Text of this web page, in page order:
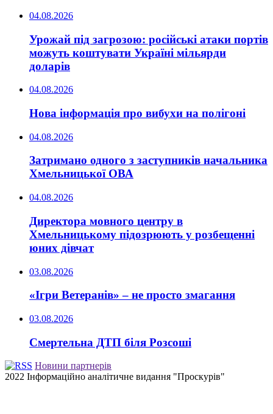
04.08.2026
Урожай під загрозою: російські атаки портів
можуть коштувати Україні мільярди
доларів
04.08.2026
Нова інформація про вибухи на полігоні
04.08.2026
Затримано одного з заступників начальника
Хмельницької ОВА
04.08.2026
Директора мовного центру в
Хмельницькому підозрюють у розбещенні
юних дівчат
03.08.2026
«Ігри Ветеранів» – не просто змагання
03.08.2026
Смертельна ДТП біля Розсоші
Новини партнерів
2022 Інформаційно аналітичне видання "Проскурів"